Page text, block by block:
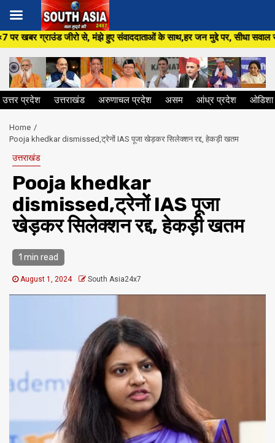
Skip
to
content
मंझे हुए संवाददाताओं के साथ,हर जन मुद्दे पर, सीधा सवाल सरकार से
उत्तर प्रदेश उत्तराखंड अरुणाचल प्रदेश असम आंध्र प्रदेश ओडिशा
Home
Pooja khedkar dismissed,ट्रेनों IAS पूजा खेड़कर सिलेक्शन रद्द, हेकड़ी खतम
उत्तराखंड
Pooja khedkar
dismissed,ट्रेनों IAS पूजा
खेड़कर सिलेक्शन रद्द, हेकड़ी खतम
1 min read
August 1, 2024 South Asia24x7